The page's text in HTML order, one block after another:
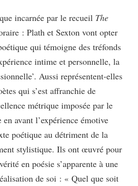
incarnée par le recueil The
: Plath et Sexton vont opter
qui témoigne des tréfonds
intime et personnelle, la
Aussi représentent-elles
qui s’est affranchie de
métrique imposée par le
avant l’expérience émotive
poétique au détriment de la
stylistique. Ils ont œuvré pour
en poésie s’apparente à une
de soi : « Quel que soit